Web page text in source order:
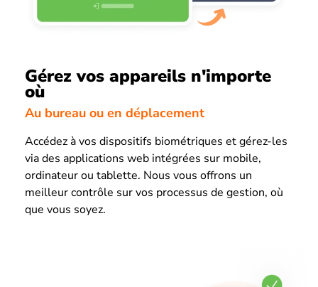
Gérez vos appareils n'importe
où
Au bureau ou en déplacement
Accédez à vos dispositifs biométriques et gérez-les
via des applications web intégrées sur mobile,
ordinateur ou tablette. Nous vous offrons un
meilleur contrôle sur vos processus de gestion, où
que vous soyez.